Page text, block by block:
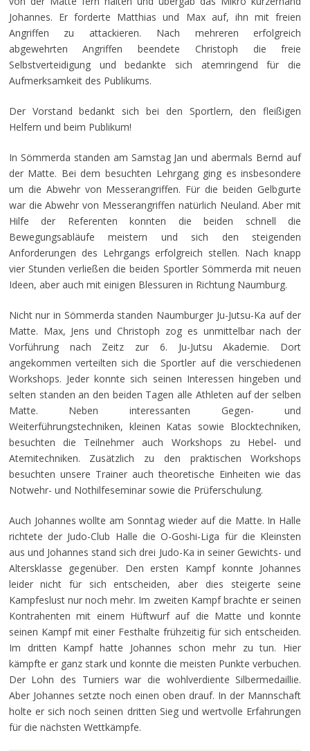
Johannes. Er forderte Matthias und Max auf, ihn mit freien
Angriffen zu attackieren. Nach mehreren erfolgreich
abgewehrten Angriffen beendete Christoph die freie
Selbstverteidigung und bedankte sich atemringend für die
Aufmerksamkeit des Publikums.
Der Vorstand bedankt sich bei den Sportlern, den fleißigen
Helfern und beim Publikum!
In Sömmerda standen am Samstag Jan und abermals Bernd auf
der Matte. Bei dem besuchten Lehrgang ging es insbesondere
um die Abwehr von Messerangriffen. Für die beiden Gelbgurte
war die Abwehr von Messerangriffen natürlich Neuland. Aber mit
Hilfe der Referenten konnten die beiden schnell die
Bewegungsabläufe meistern und sich den steigenden
Anforderungen des Lehrgangs erfolgreich stellen. Nach knapp
vier Stunden verließen die beiden Sportler Sömmerda mit neuen
Ideen, aber auch mit einigen Blessuren in Richtung Naumburg.
Nicht nur in Sömmerda standen Naumburger Ju-Jutsu-Ka auf der
Matte. Max, Jens und Christoph zog es unmittelbar nach der
Vorführung nach Zeitz zur 6. Ju-Jutsu Akademie. Dort
angekommen verteilten sich die Sportler auf die verschiedenen
Workshops. Jeder konnte sich seinen Interessen hingeben und
selten standen an den beiden Tagen alle Athleten auf der selben
Matte. Neben interessanten Gegen- und
Weiterführungstechniken, kleinen Katas sowie Blocktechniken,
besuchten die Teilnehmer auch Workshops zu Hebel- und
Atemitechniken. Zusätzlich zu den praktischen Workshops
besuchten unsere Trainer auch theoretische Einheiten wie das
Notwehr- und Nothilfeseminar sowie die Prüferschulung.
Auch Johannes wollte am Sonntag wieder auf die Matte. In Halle
richtete der Judo-Club Halle die O-Goshi-Liga für die Kleinsten
aus und Johannes stand sich drei Judo-Ka in seiner Gewichts- und
Altersklasse gegenüber. Den ersten Kampf konnte Johannes
leider nicht für sich entscheiden, aber dies steigerte seine
Kampfeslust nur noch mehr. Im zweiten Kampf brachte er seinen
Kontrahenten mit einem Hüftwurf auf die Matte und konnte
seinen Kampf mit einer Festhalte frühzeitig für sich entscheiden.
Im dritten Kampf hatte Johannes schon mehr zu tun. Hier
kämpfte er ganz stark und konnte die meisten Punkte verbuchen.
Der Lohn des Turniers war die wohlverdiente Silbermedaillie.
Aber Johannes setzte noch einen oben drauf. In der Mannschaft
holte er sich noch seinen dritten Sieg und wertvolle Erfahrungen
für die nächsten Wettkämpfe.